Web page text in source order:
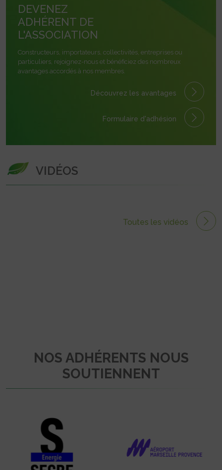
DEVENEZ
ADHÉRENT DE
L'ASSOCIATION
Constructeurs, importateurs, collectivités, entreprises ou
particuliers, rejoignez-nous et bénéficiez des nombreux
avantages accordés à nos membres.
Découvrez les avantages
Formulaire d'adhésion
VIDÉOS
Toutes les vidéos
NOS ADHÉRENTS NOUS
SOUTIENNENT